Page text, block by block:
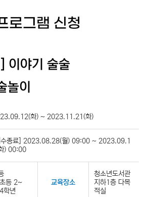
로그램 신청
이야기 술술
놀이
화) ~ 2023.11.21(화)
수종료] 2023.08.28(월) 09:00 ~ 2023.09.1
) 00:00
초등 2~
4학년
교육장소
청소년도서관
지하1층 다목
적실